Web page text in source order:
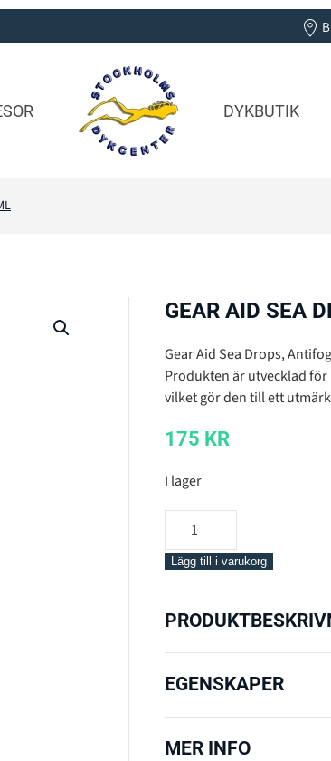
DYKBUTIK
GEAR AID SEA
Gear Aid Sea Drops,
Produkten är utvecklad
vilket gör den till ett
175 KR
I lager
Sea
60ml
mängd
Lägg till i varukorg
EGENSKAPER
MER INFO